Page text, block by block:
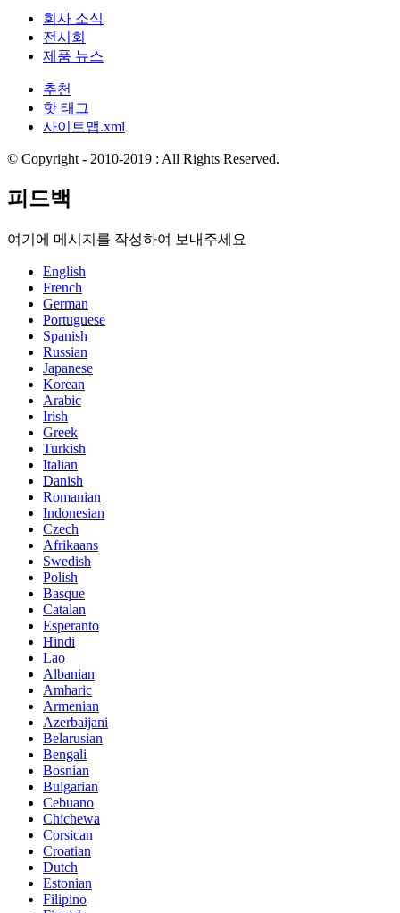
회사 소식
전시회
제품 뉴스
추천
핫 태그
사이트맵.xml
© Copyright - 2010-2019 : All Rights Reserved.
피드백
여기에 메시지를 작성하여 보내주세요
English
French
German
Portuguese
Spanish
Russian
Japanese
Korean
Arabic
Irish
Greek
Turkish
Italian
Danish
Romanian
Indonesian
Czech
Afrikaans
Swedish
Polish
Basque
Catalan
Esperanto
Hindi
Lao
Albanian
Amharic
Armenian
Azerbaijani
Belarusian
Bengali
Bosnian
Bulgarian
Cebuano
Chichewa
Corsican
Croatian
Dutch
Estonian
Filipino